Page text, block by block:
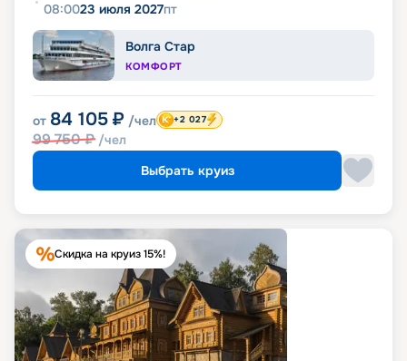
08:0023 июля 2027пт
Волга Стар
КОМФОРТ
от 84 105 ₽ /чел
99 750₽ /чел
+2 027
Выбрать круиз
Скидка на круиз 15%!